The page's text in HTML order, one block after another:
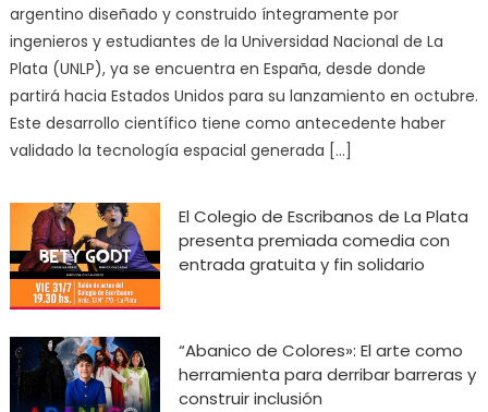
argentino diseñado y construido íntegramente por
ingenieros y estudiantes de la Universidad Nacional de La
Plata (UNLP), ya se encuentra en España, desde donde
partirá hacia Estados Unidos para su lanzamiento en octubre.
Este desarrollo científico tiene como antecedente haber
validado la tecnología espacial generada […]
El Colegio de Escribanos de La Plata
presenta premiada comedia con
entrada gratuita y fin solidario
“Abanico de Colores»: El arte como
herramienta para derribar barreras y
construir inclusión